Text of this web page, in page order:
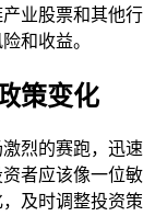
业股票和其他
和收益。
策变化
烈的赛跑，迅
者应该像一位
及时调整投资